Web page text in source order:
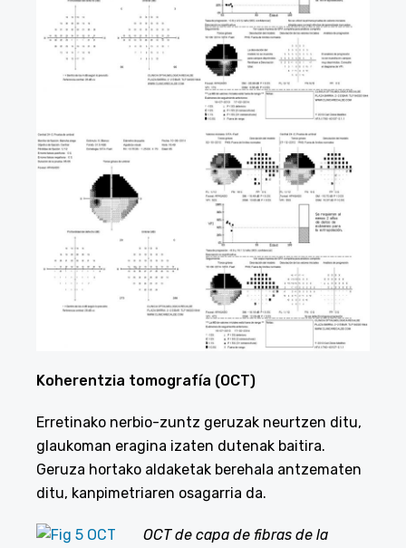
Koherentzia tomografía (OCT)
Erretinako nerbio-zuntz geruzak neurtzen ditu,
glaukoman eragina izaten dutenak baitira.
Geruza hortako aldaketak berehala antzematen
ditu, kanpimetriaren osagarria da.
OCT de capa de fibras de la